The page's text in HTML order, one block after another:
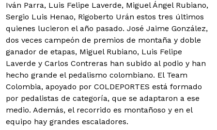
Iván Parra, Luis Felipe Laverde, Miguel Ángel Rubiano,
Sergio Luis Henao, Rigoberto Urán estos tres últimos
quienes lucieron el año pasado. José Jaime González,
dos veces campeón de premios de montaña y doble
ganador de etapas, Miguel Rubiano, Luis Felipe
Laverde y Carlos Contreras han subido al podio y han
hecho grande el pedalismo colombiano. El Team
Colombia, apoyado por COLDEPORTES está formado
por pedalistas de categoría, que se adaptaron a ese
medio. Además, el recorrido es montañoso y en el
equipo hay grandes escaladores.